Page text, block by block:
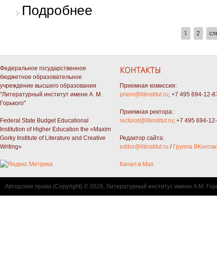
Подробнее
1 2
Федеральное государственное
бюджетное образовательное
учреждение высшего образования
"Литературный институт имени А. М.
Горького"
Federal State Budget Educational
Institution of Higher Education the «Maxim
Gorky Institute of Literature and Creative
Writing»
КОНТАКТЫ
Приемная комиссия:
priem@litinstitut.ru; +7 495 694-12-
Приемная ректора:
rectorat@litinstitut.ru; +7 495 694-
Редактор сайта:
editor@litinstitut.ru / Группа
Канал в Max
Авторские права (Copyright) © 2026, Литературный институт имени А.М.